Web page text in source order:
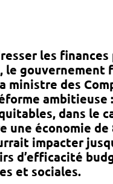
les
gouvernement
ministre des
dans le
une économie de
impacter
d’efficacité
et sociales.